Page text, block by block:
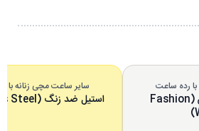
رده ساعت
رده ساعت‌های فشن (Fashion
سایر ساعت مچی زنانه
استیل ضد زنگ (Stainless Steel)